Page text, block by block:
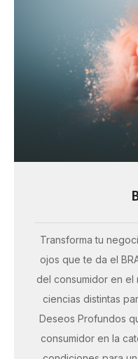
Transforma tu
ojos que te da el
del consumidor en el
ciencias distintas
Deseos Profundos
consumidor en la